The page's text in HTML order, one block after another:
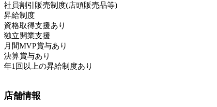
社員割引販売制度(店頭販売品等)
昇給制度
資格取得支援あり
独立開業支援
月間MVP賞与あり
決算賞与あり
年1回以上の昇給制度あり
店舗情報